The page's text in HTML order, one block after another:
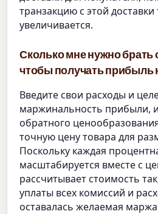
транзакцию с этой доставки
увеличивается.
Сколько мне нужно брать
чтобы получать прибыль
Введите свои расходы и
маржинальность прибыли,
обратного
точную цену товара для
Поскольку каждая
масштабируется вместе с
рассчитывает стоимость
уплаты всех комиссий и
оставалась желаемая